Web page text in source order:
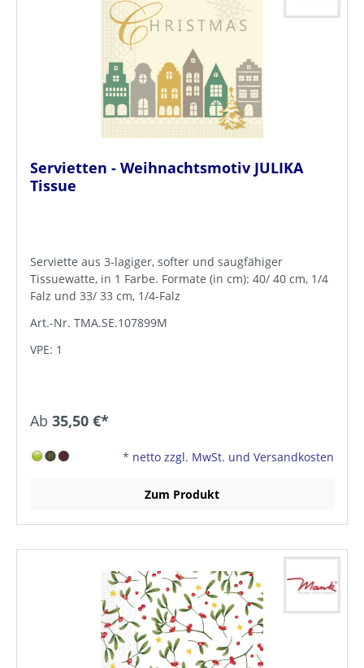
Servietten - Weihnachtsmotiv JULIKA
Tissue
Serviette aus 3-lagiger, softer und saugfähiger
Tissuewatte, in 1 Farbe. Formate (in cm): 40/ 40 cm, 1/4
Falz und 33/ 33 cm, 1/4-Falz
Art.-Nr. TMA.SE.107899M
VPE: 1
Ab 35,50 €*
* netto zzgl. MwSt. und Versandkosten
Zum Produkt